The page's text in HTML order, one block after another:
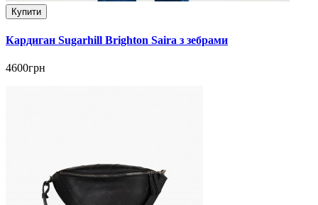
Купити
Кардиган Sugarhill Brighton Saira з зебрами
4600грн